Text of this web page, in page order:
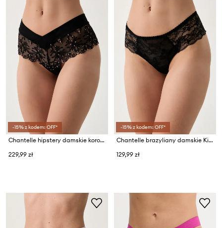
-15% z kodem: OFF*
Chantelle hipstery damskie koronkowe
229,99 zł
-15% z kodem: OFF*
Chantelle brazyliany damskie Kiss
129,99 zł